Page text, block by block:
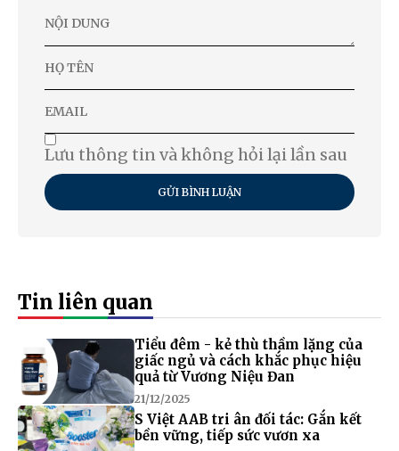
Lưu thông tin và không hỏi lại lần sau
GỬI BÌNH LUẬN
Tin liên quan
Tiểu đêm - kẻ thù thầm lặng của
giấc ngủ và cách khắc phục hiệu
quả từ Vương Niệu Đan
21/12/2025
S Việt AAB tri ân đối tác: Gắn kết
bền vững, tiếp sức vươn xa